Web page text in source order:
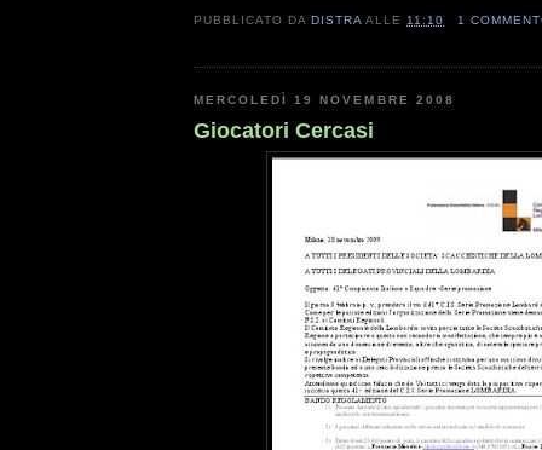
PUBBLICATO DA DISTRA ALLE11:10 1
MERCOLEDÌ 19 NOVEMBRE 2008
Giocatori Cercasi